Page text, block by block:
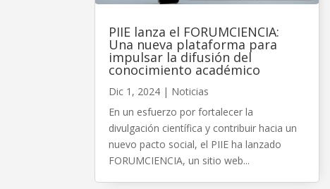
PIIE lanza el FORUMCIENCIA:
Una nueva plataforma para
impulsar la difusión del
conocimiento académico
Dic 1, 2024 | Noticias
En un esfuerzo por fortalecer la
divulgación científica y contribuir hacia un
nuevo pacto social, el PIIE ha lanzado
FORUMCIENCIA, un sitio web...